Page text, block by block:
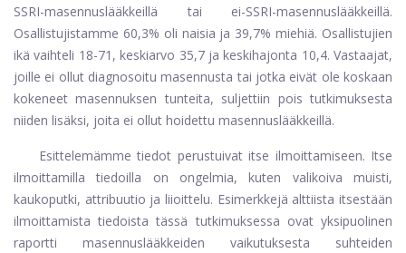
SSRI-masennuslääkkeillä tai ei-SSRI-masennuslääkkeillä.
Osallistujistamme 60,3% oli naisia ​​ja 39,7% miehiä. Osallistujien
ikä vaihteli 18-71, keskiarvo 35,7 ja keskihajonta 10,4. Vastaajat,
joille ei ollut diagnosoitu masennusta tai jotka eivät ole koskaan
kokeneet masennuksen tunteita, suljettiin pois tutkimuksesta
niiden lisäksi, joita ei ollut hoidettu masennuslääkkeillä.
Esittelemämme tiedot perustuivat itse ilmoittamiseen. Itse
ilmoittamilla tiedoilla on ongelmia, kuten valikoiva muisti,
kaukoputki, attribuutio ja liioittelu. Esimerkkejä alttiista itsestään
ilmoittamista tiedoista tässä tutkimuksessa ovat yksipuolinen
raportti masennuslääkkeiden vaikutuksesta suhteiden